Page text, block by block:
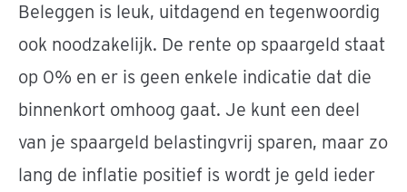
Beleggen is leuk, uitdagend en tegenwoordig
ook noodzakelijk. De rente op spaargeld staat
op 0% en er is geen enkele indicatie dat die
binnenkort omhoog gaat. Je kunt een deel
van je spaargeld belastingvrij sparen, maar zo
lang de inflatie positief is wordt je geld ieder